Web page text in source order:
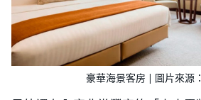
豪華海景客房 | 圖片來源